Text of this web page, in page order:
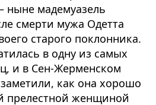
мадемуазель
смерти мужа Одетта
старого поклонника.
в одну из самых
и в Сен-Жерменском
как она хорошо
прелестной женщиной